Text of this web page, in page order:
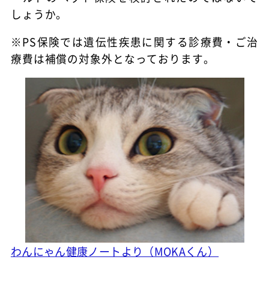
しょうか。
※PS保険では遺伝性疾患に関する診療費・ご治
療費は補償の対象外となっております。
わんにゃん健康ノートより（MOKAくん）